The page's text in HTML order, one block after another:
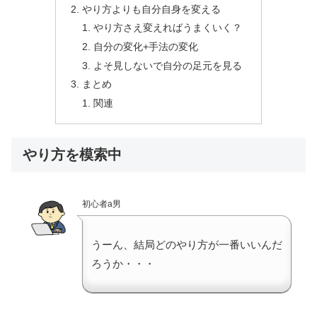
やり方よりも自分自身を変える
やり方さえ変えればうまくいく？
自分の変化+手法の変化
よそ見しないで自分の足元を見る
まとめ
関連
やり方を模索中
初心者a男
うーん、結局どのやり方が一番いいんだ
ろうか・・・